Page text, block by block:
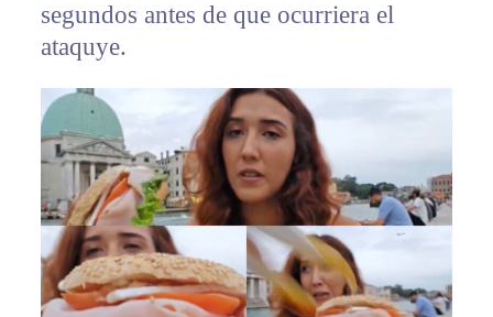
segundos antes de que ocurriera el
ataquye.